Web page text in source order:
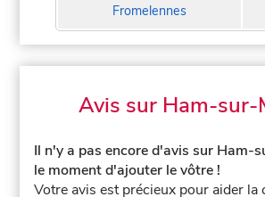
Fromelennes
Avis sur Ham-sur-
Il n'y a pas encore d'avis sur Ham-
le moment d'ajouter le vôtre !
Votre avis est précieux pour aider la